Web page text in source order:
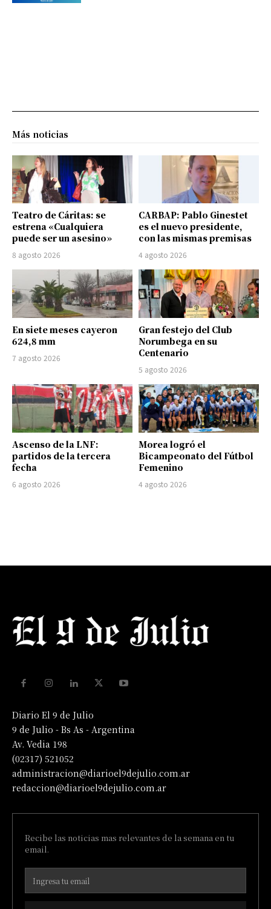
Más noticias
Teatro de Cáritas: se
estrena «Cualquiera
puede ser un asesino»
8 agosto 2026
CARBAP: Pablo Ginestet
es el nuevo presidente,
con las mismas premisas
4 agosto 2026
En siete meses cayeron
624,8 mm
7 agosto 2026
Gran festejo del Club
Norumbega en su
Centenario
5 agosto 2026
Ascenso de la LNF:
partidos de la tercera
fecha
6 agosto 2026
Morea logró el
Bicampeonato del Fútbol
Femenino
4 agosto 2026
Diario El 9 de Julio
9 de Julio - Bs As - Argentina
Av. Vedia 198
(02317) 521052
administracion@diarioel9dejulio.com.ar
redaccion@diarioel9dejulio.com.ar
Recibe las noticias mas relevantes de la semana en tu
email.